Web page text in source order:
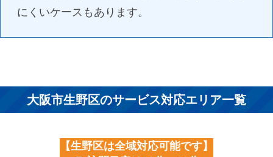
にくいケースもあります。
大阪市生野区のサービス対応エリア一覧
【生野区は全域対応可能です】